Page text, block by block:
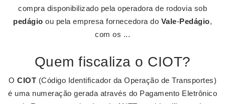
compra disponibilizado pela operadora de rodovia sob
pedágio ou pela empresa fornecedora do Vale-Pedágio,
com os ...
Quem fiscaliza o CIOT?
O CIOT (Código Identificador da Operação de Transportes)
é uma numeração gerada através do Pagamento Eletrônico